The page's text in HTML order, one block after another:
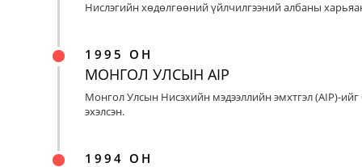
Нислэгийн хөдөлгөөний үйлчилгээний албаны
1995 ОН
МОНГОЛ УЛСЫН AIP
Монгол Улсын Нисэхийн мэдээллийн эмхтгэл (AIP)-
эхэлсэн.
1994 ОН